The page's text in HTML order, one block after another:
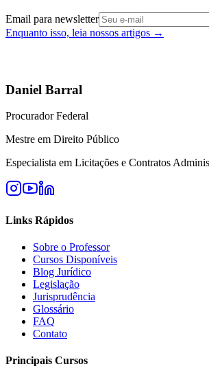
Email para newsletter
Enquanto isso, leia nossos artigos →
Daniel Barral
Procurador Federal
Mestre em Direito Público
Especialista em Licitações e Contratos
Links Rápidos
Sobre o Professor
Cursos Disponíveis
Blog Jurídico
Legislação
Jurisprudência
Glossário
FAQ
Contato
Principais Cursos